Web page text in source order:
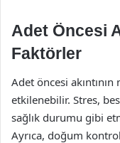
Adet Öncesi
Faktörler
Adet öncesi
etkilenebilir. Stres,
sağlık durumu gibi
Ayrıca, doğum